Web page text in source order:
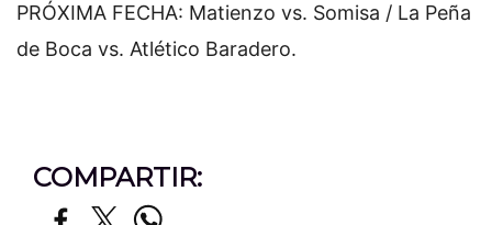
PRÓXIMA FECHA: Matienzo vs. Somisa / La Peña
de Boca vs. Atlético Baradero.
COMPARTIR: